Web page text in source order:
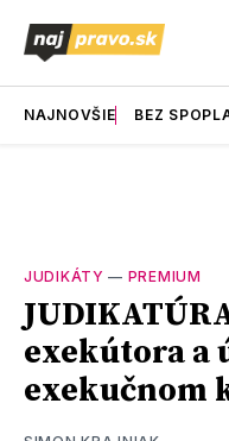
NAJNOVŠIE BEZ
JUDIKÁTY — PREMIUM
exekútora a
exekučnom